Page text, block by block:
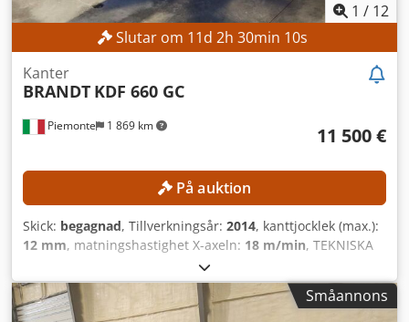
1 / 12
Slutar om11d2h30min8s
Piemonte 1 869 km
Kanter
BRANDT KDF 660 GC
11 500 €
På auktion
Skick: begagnad, Tillverkningsår: 2014, kanttjocklek (max.):
12 mm, matningshastighet X-axeln: 18 m/min, TEKNISKA
DETALJER Arbetsstyckets mått Minsta plåttjocklek: 10 mm
Största plåttjocklek: 60 mm Minsta plattbredd: 70 mm
Minsta kanttjocklek: 0,4 mm Största kanttjocklek: 12 mm
Småannons